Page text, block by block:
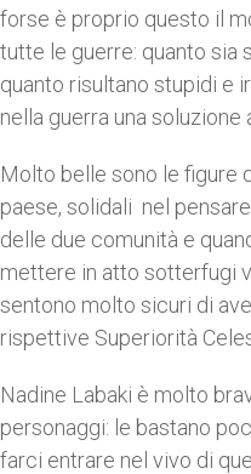
forse è proprio questo il
tutte le guerre: quanto sia
quanto risultano stupidi e
nella guerra una soluzione
Molto belle sono le figure
paese, solidali nel
delle due comunità e
mettere in atto sotterfugi
sentono molto sicuri di
rispettive Superiorità
Nadine Labaki è molto
personaggi: le bastano
farci entrare nel vivo di